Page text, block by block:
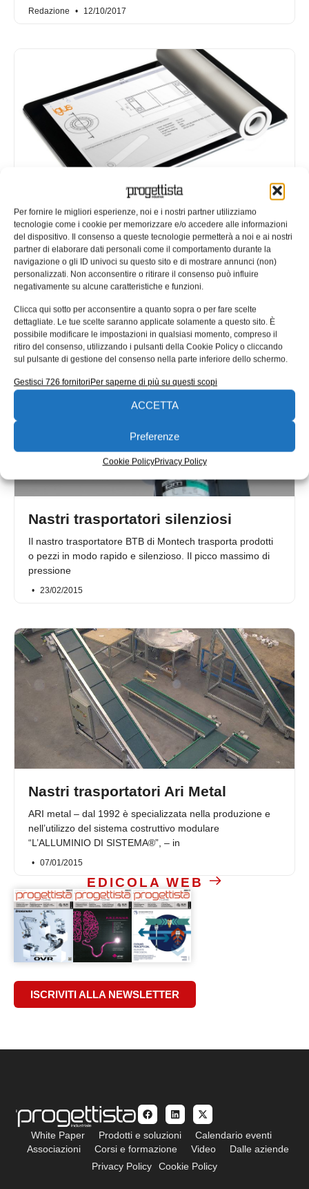
Per fornire le migliori esperienze, noi e i nostri partner utilizziamo
tecnologie come i cookie per memorizzare e/o accedere alle informazioni
del dispositivo. Il consenso a queste tecnologie permetterà a noi e ai nostri
partner di elaborare dati personali come il comportamento durante la
navigazione o gli ID univoci su questo sito e di mostrare annunci (non)
personalizzati. Non acconsentire o ritirare il consenso può influire
negativamente su alcune caratteristiche e funzioni.
Clicca qui sotto per acconsentire a quanto sopra o per fare scelte
dettagliate. Le tue scelte saranno applicate solamente a questo sito. È
possibile modificare le impostazioni in qualsiasi momento, compreso il
ritiro del consenso, utilizzando i pulsanti della Cookie Policy o cliccando
sul pulsante di gestione del consenso nella parte inferiore dello schermo.
Gestisci 726 fornitoriPer saperne di più su questi scopi
ACCETTA
Preferenze
Cookie PolicyPrivacy Policy
Redazione 12/10/2017
Rulli per nastri trasportatori, senza
lubrificazione e configurabili in tre
passaggi
Con il nome commerciale ‘xiros’, igus produce cuscinetti a
sfera in polimeri che non hanno bisogno di manutenzione
24/07/2015
Nastri trasportatori silenziosi
Il nastro trasportatore BTB di Montech trasporta prodotti
o pezzi in modo rapido e silenzioso. Il picco massimo di
pressione
23/02/2015
Nastri trasportatori Ari Metal
ARI metal – dal 1992 è specializzata nella produzione e
nell’utilizzo del sistema costruttivo modulare
“L’ALLUMINIO DI SISTEMA®”, – in
07/01/2015
EDICOLA WEB
ISCRIVITI ALLA NEWSLETTER
White Paper Prodotti e soluzioni
Calendario eventi
Associazioni
Corsi e formazione Video
Dalle aziende
Privacy Policy
Cookie Policy